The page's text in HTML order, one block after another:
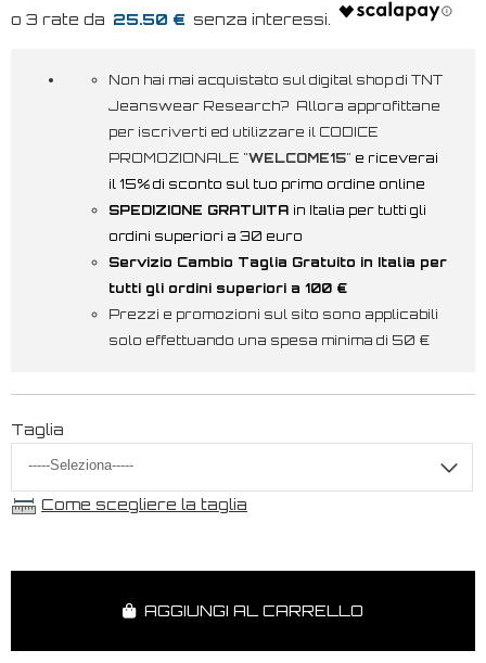
25.50 €
Non hai mai acquistato sul digital shop di TNT
Jeanswear Research? Allora approfittane
per iscriverti ed utilizzare il CODICE
PROMOZIONALE "WELCOME15" e riceverai
il 15% di sconto sul tuo primo ordine online
SPEDIZIONE GRATUITA in Italia per tutti gli
ordini superiori a 30 euro
Servizio Cambio Taglia Gratuito in Italia per
tutti gli ordini superiori a 100 €
Prezzi e promozioni sul sito sono applicabili
solo effettuando una spesa minima di 50 €
Taglia
Come scegliere la taglia
AGGIUNGI AL CARRELLO